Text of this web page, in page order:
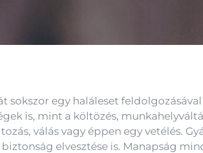
sokszor egy haláleset
is, mint a költözés,
válás vagy éppen egy vetélés.
elvesztése is. Manapság